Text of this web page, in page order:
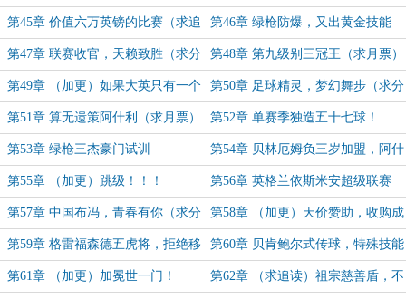
求各种支持、分享）
第45章 价值六万英镑的比赛（求追
读）
第46章 绿枪防爆，又出黄金技能
（加更）
第47章 联赛收官，天赖致胜（求分
享）
第48章 第九级别三冠王（求月票）
第49章 （加更）如果大英只有一个
小贝，赝品会是大卫
第50章 足球精灵，梦幻舞步（求分
享传播）
第51章 算无遗策阿什利（求月票） 第52章 单赛季独造五十七球！
第53章 绿枪三杰豪门试训 第54章 贝林厄姆负三岁加盟，阿什
利·扬暗度陈仓
第55章 （加更）跳级！！！ 第56章 英格兰依斯米安超级联赛
（求月票）
第57章 中国布冯，青春有你（求分
享）
第58章 （加更）天价赞助，收购成
功
第59章 格雷福森德五虎将，拒绝移
民
第60章 贝肯鲍尔式传球，特殊技能
（求月票）
第61章 （加更）加冕世一门！ 第62章 （求追读）祖宗慈善盾，不